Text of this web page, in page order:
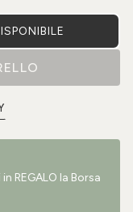
REGALO la Borsa